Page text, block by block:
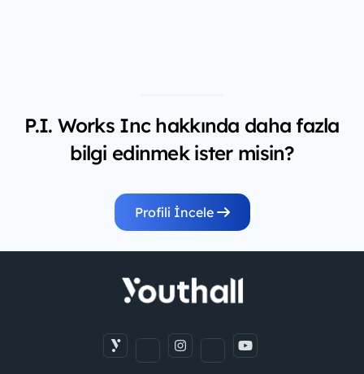
P.I. Works Inc hakkında daha fazla
bilgi edinmek ister misin?
Profili İncele